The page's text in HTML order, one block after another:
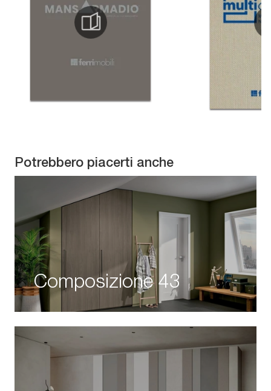
Potrebbero piacerti anche
Composizione 43